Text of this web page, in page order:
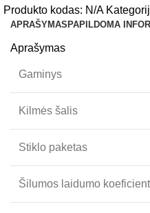
Produkto kodas: N/A
APRAŠYMASPAPILDOMA
Aprašymas
Gaminys
Kilmės šalis
Stiklo paketas
Šilumos laidumo